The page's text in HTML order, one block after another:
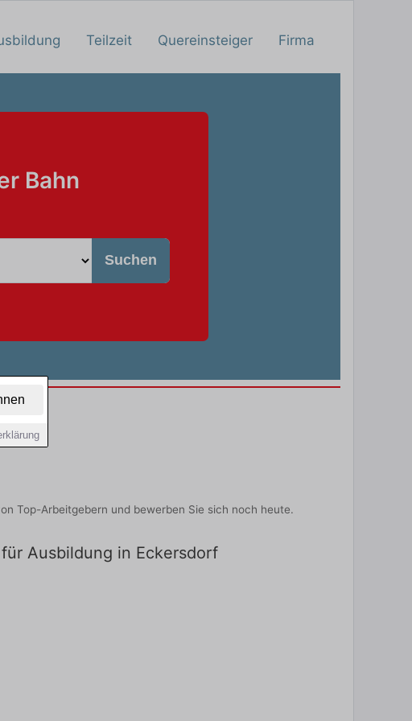
Teilzeit Quereinsteiger Firma
Bahn
Suchen
Top-Arbeitgebern und bewerben Sie sich noch heute.
Ausbildung in Eckersdorf